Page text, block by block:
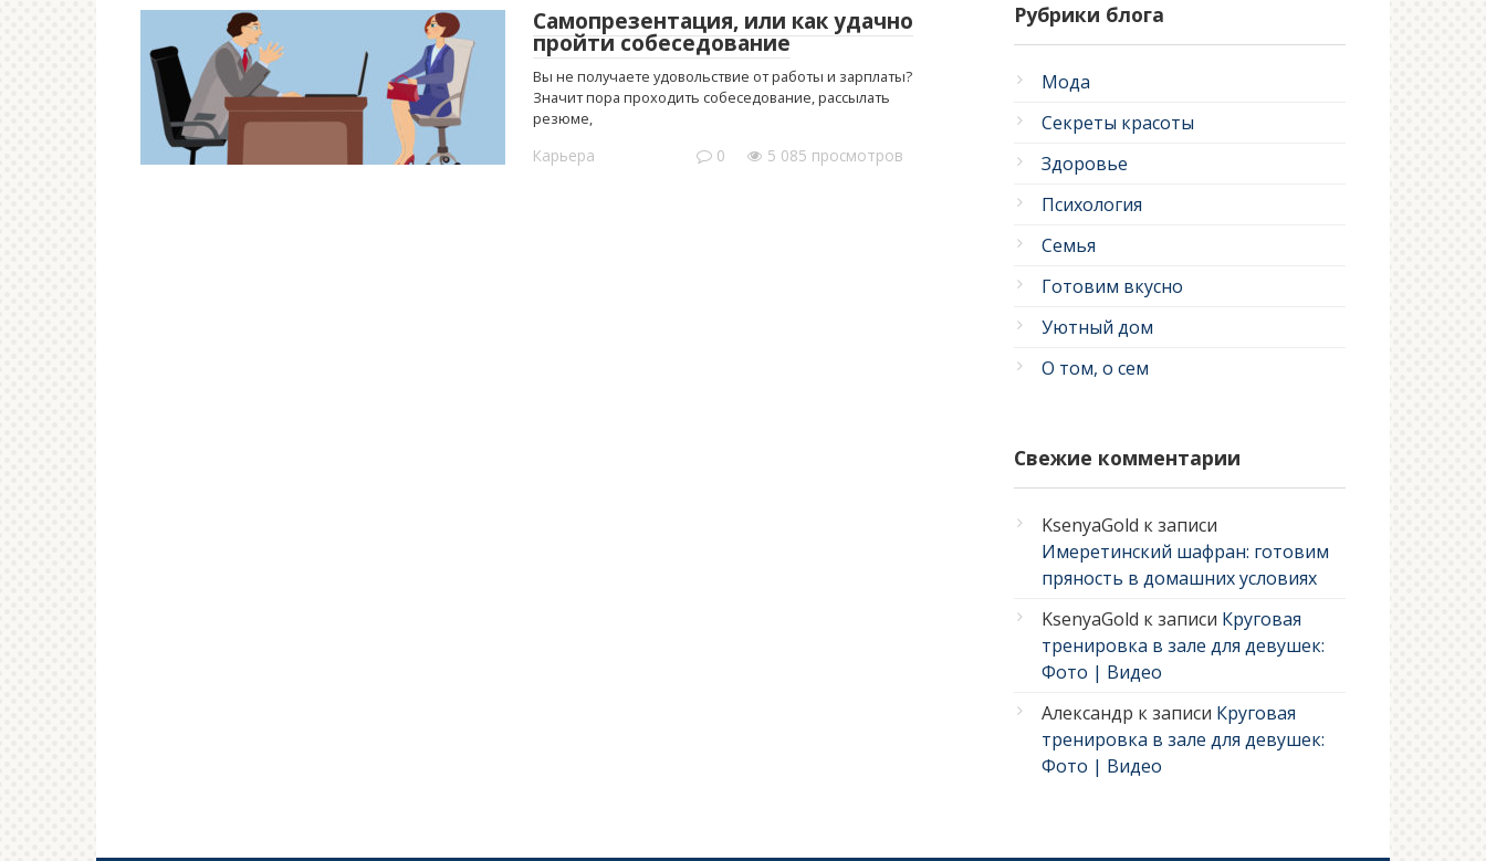
Самопрезентация, или как удачно
пройти собеседование
Вы не получаете удовольствие от работы и зарплаты?
Значит пора проходить собеседование, рассылать
резюме,
Карьера 0 5 085 просмотров
Рубрики блога
Мода
Секреты красоты
Здоровье
Психология
Семья
Готовим вкусно
Уютный дом
О том, о сем
Свежие комментарии
KsenyaGold к записи
Имеретинский шафран: готовим
пряность в домашних условиях
KsenyaGold к записи Круговая
тренировка в зале для девушек:
Фото | Видео
Александр к записи Круговая
тренировка в зале для девушек:
Фото | Видео